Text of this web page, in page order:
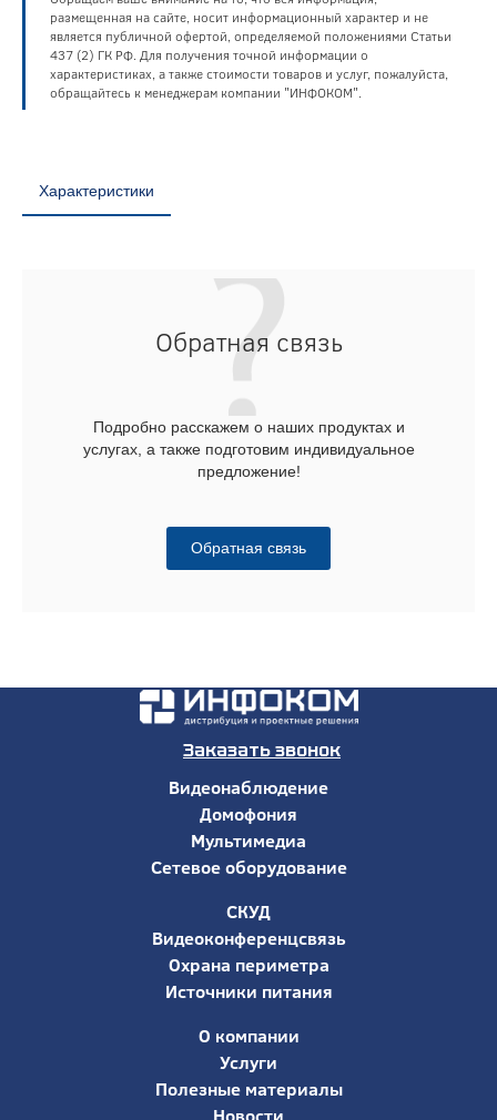
размещенная на сайте, носит информационный характер и не
является публичной офертой, определяемой положениями Статьи
437 (2) ГК РФ. Для получения точной информации о
характеристиках, а также стоимости товаров и услуг, пожалуйста,
обращайтесь к менеджерам компании "ИНФОКОМ".
Характеристики
Обратная связь
Подробно расскажем о наших продуктах и
услугах, а также подготовим индивидуальное
предложение!
Обратная связь
Заказать звонок
Видеонаблюдение
Домофония
Мультимедиа
Сетевое оборудование
СКУД
Видеоконференцсвязь
Охрана периметра
Источники питания
О компании
Услуги
Полезные материалы